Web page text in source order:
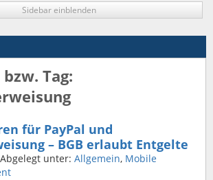
Sidebar einblenden
Tag:
für PayPal und
– BGB erlaubt Entgelte
unter: Allgemein, Mobile